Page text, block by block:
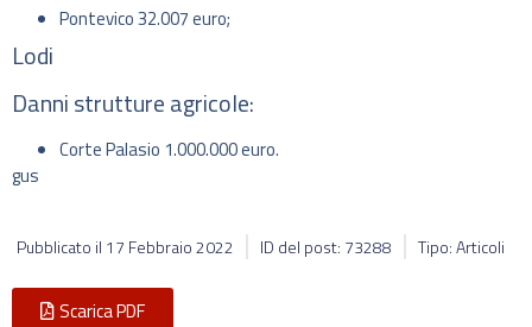
Pontevico 32.007 euro;
Lodi
Danni strutture agricole:
Corte Palasio 1.000.000 euro.
gus
Pubblicato il 17 Febbraio 2022 ID del post: 73288 Tipo: Articoli
Scarica PDF